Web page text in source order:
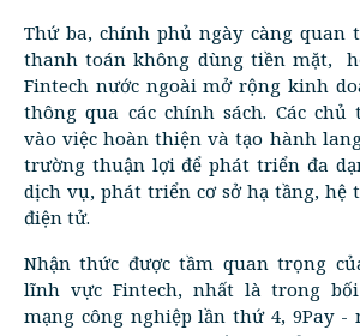
Thứ ba, chính phủ ngày càng quan
thanh toán không dùng tiền mặt,
Fintech nước ngoài mở rộng kinh
thông qua các chính sách. Các
vào việc hoàn thiện và tạo hành
trường thuận lợi để phát triển đa
dịch vụ, phát triển cơ sở hạ tầng, hệ
điện tử.
Nhận thức được tầm quan trọng
lĩnh vực Fintech, nhất là trong bối
mạng công nghiệp lần thứ 4, 9Pay -